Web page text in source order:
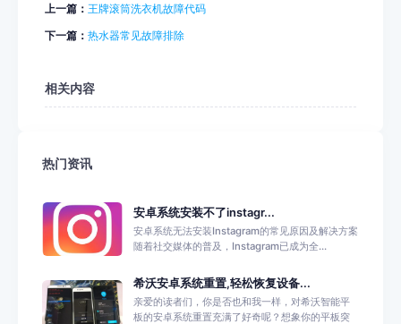
上一篇： 王牌滚筒洗衣机故障代码
下一篇： 热水器常见故障排除
相关内容
热门资讯
安卓系统安装不了instagr...
安卓系统无法安装Instagram的常见原因及解决方案
随着社交媒体的普及，Instagram已成为全...
希沃安卓系统重置,轻松恢复设备...
亲爱的读者们，你是否也和我一样，对希沃智能平
板的安卓系统重置充满了好奇呢？想象你的平板突